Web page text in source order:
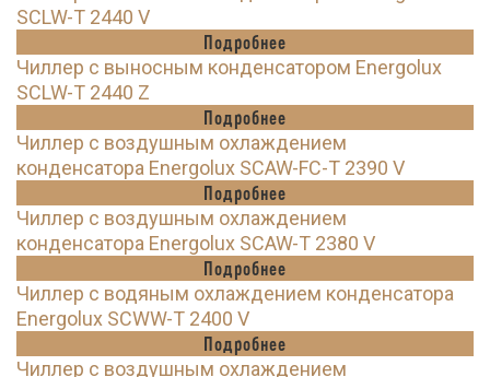
SCLW-T 2440 V
Подробнее
Чиллер с выносным конденсатором Energolux
SCLW-T 2440 Z
Подробнее
Чиллер с воздушным охлаждением
конденсатора Energolux SCAW-FC-T 2390 V
Подробнее
Чиллер с воздушным охлаждением
конденсатора Energolux SCAW-T 2380 V
Подробнее
Чиллер с водяным охлаждением конденсатора
Energolux SCWW-T 2400 V
Подробнее
Чиллер с воздушным охлаждением